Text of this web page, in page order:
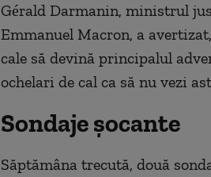
Gérald Darmanin, ministrul
Emmanuel Macron, a
cale să devină principalul
ochelari de cal ca să nu vezi
Sondaje șocante
Săptămâna trecută, două